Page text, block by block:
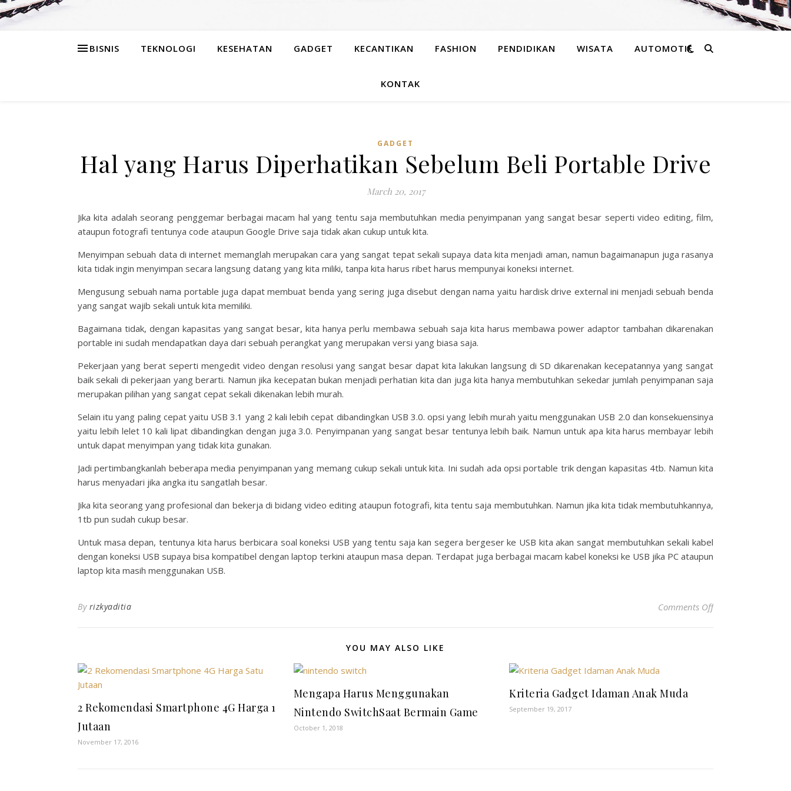
BISNIS TEKNOLOGI KESEHATAN GADGET KECANTIKAN FASHION PENDIDIKAN WISATA AUTOMOTIF
KONTAK
GADGET
Hal yang Harus Diperhatikan Sebelum Beli Portable Drive
March 20, 2017
Jika kita adalah seorang penggemar berbagai macam hal yang tentu saja membutuhkan media penyimpanan yang sangat besar seperti video editing, film,
ataupun fotografi tentunya code ataupun Google Drive saja tidak akan cukup untuk kita.
Menyimpan sebuah data di internet memanglah merupakan cara yang sangat tepat sekali supaya data kita menjadi aman, namun bagaimanapun juga rasanya
kita tidak ingin menyimpan secara langsung datang yang kita miliki, tanpa kita harus ribet harus mempunyai koneksi internet.
Mengusung sebuah nama portable juga dapat membuat benda yang sering juga disebut dengan nama yaitu hardisk drive external ini menjadi sebuah benda
yang sangat wajib sekali untuk kita memiliki.
Bagaimana tidak, dengan kapasitas yang sangat besar, kita hanya perlu membawa sebuah saja kita harus membawa power adaptor tambahan dikarenakan
portable ini sudah mendapatkan daya dari sebuah perangkat yang merupakan versi yang biasa saja.
Pekerjaan yang berat seperti mengedit video dengan resolusi yang sangat besar dapat kita lakukan langsung di SD dikarenakan kecepatannya yang sangat
baik sekali di pekerjaan yang berarti. Namun jika kecepatan bukan menjadi perhatian kita dan juga kita hanya membutuhkan sekedar jumlah penyimpanan saja
merupakan pilihan yang sangat cepat sekali dikenakan lebih murah.
Selain itu yang paling cepat yaitu USB 3.1 yang 2 kali lebih cepat dibandingkan USB 3.0. opsi yang lebih murah yaitu menggunakan USB 2.0 dan konsekuensinya
yaitu lebih lelet 10 kali lipat dibandingkan dengan juga 3.0. Penyimpanan yang sangat besar tentunya lebih baik. Namun untuk apa kita harus membayar lebih
untuk dapat menyimpan yang tidak kita gunakan.
Jadi pertimbangkanlah beberapa media penyimpanan yang memang cukup sekali untuk kita. Ini sudah ada opsi portable trik dengan kapasitas 4tb. Namun kita
harus menyadari jika angka itu sangatlah besar.
Jika kita seorang yang profesional dan bekerja di bidang video editing ataupun fotografi, kita tentu saja membutuhkan. Namun jika kita tidak membutuhkannya,
1tb pun sudah cukup besar.
Untuk masa depan, tentunya kita harus berbicara soal koneksi USB yang tentu saja kan segera bergeser ke USB kita akan sangat membutuhkan sekali kabel
dengan koneksi USB supaya bisa kompatibel dengan laptop terkini ataupun masa depan. Terdapat juga berbagai macam kabel koneksi ke USB jika PC ataupun
laptop kita masih menggunakan USB.
By rizkyaditia Comments Offon Hal yang Harus
YOU MAY ALSO LIKE
2 Rekomendasi Smartphone 4G Harga 1
Jutaan
November 17, 2016
Mengapa Harus Menggunakan
Nintendo SwitchSaat Bermain Game
October 1, 2018
Kriteria Gadget Idaman Anak Muda
September 19, 2017